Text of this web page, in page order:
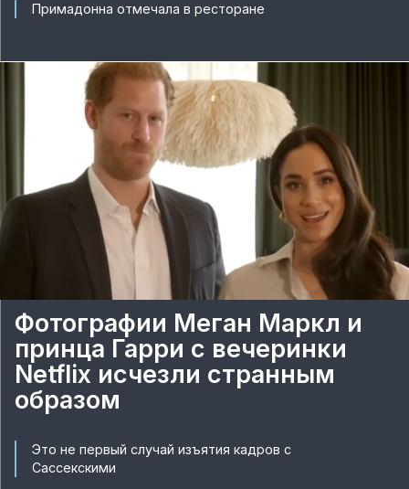
Примадонна отмечала в ресторане
Фотографии Меган Маркл и
принца Гарри с вечеринки
Netflix исчезли странным
образом
Это не первый случай изъятия кадров с
Сассекскими